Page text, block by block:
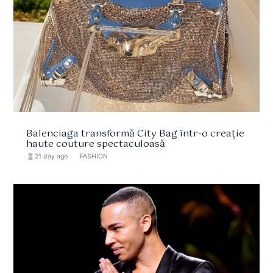
Balenciaga transformă City Bag într-o creație
haute couture spectaculoasă
hourglass_full 21 day ago FASHION